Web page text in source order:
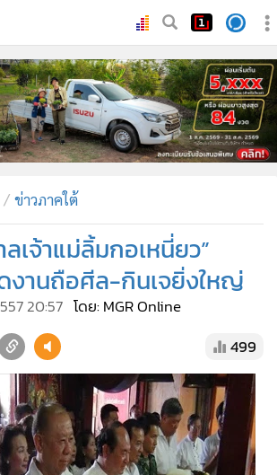
being
& SD
ข่าวภาคใต้
ลเจ้าแม่ลิ้มกอเหนี่ยว”
งานถือศีล-กินเจยิ่งใหญ่
20:57 โดย: MGR Online
499